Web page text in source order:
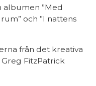
albumen ”Med
och ”I nattens
från det kreativa
FitzPatrick